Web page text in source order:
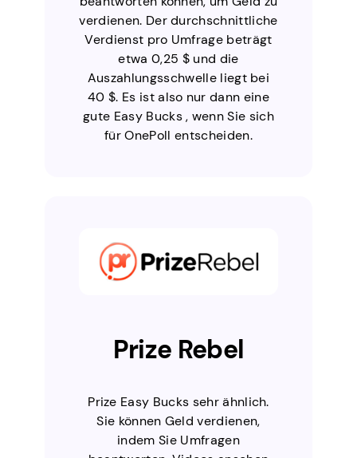
verdienen. Der durchschnittliche
Verdienst pro Umfrage beträgt
etwa 0,25 $ und die
Auszahlungsschwelle liegt bei
40 $. Es ist also nur dann eine
gute Easy Bucks , wenn Sie sich
für OnePoll entscheiden.
Prize Rebel
Prize Easy Bucks sehr ähnlich.
Sie können Geld verdienen,
indem Sie Umfragen